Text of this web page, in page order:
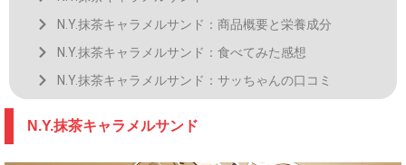
N.Y.抹茶キャラメルサンド：商品概要と栄養成分
N.Y.抹茶キャラメルサンド：食べてみた感想
N.Y.抹茶キャラメルサンド：サッちゃんの口コミ
N.Y.抹茶キャラメルサンド